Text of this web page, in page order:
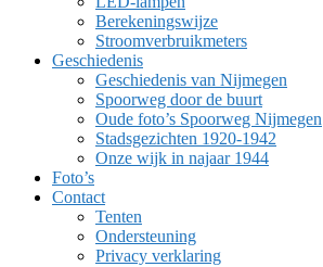
Berekeningswijze
Stroomverbruikmeters
Geschiedenis
Geschiedenis van Nijmegen
Spoorweg door de buurt
Oude foto’s Spoorweg Nijmegen
Stadsgezichten 1920-1942
Onze wijk in najaar 1944
Foto’s
Contact
Tenten
Ondersteuning
Privacy verklaring